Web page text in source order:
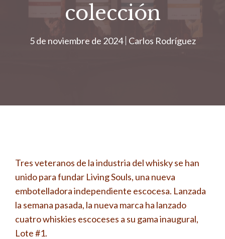
colección
5 de noviembre de 2024 Carlos Rodríguez
Tres veteranos de la industria del whisky se han
unido para fundar Living Souls, una nueva
embotelladora independiente escocesa. Lanzada
la semana pasada, la nueva marca ha lanzado
cuatro whiskies escoceses a su gama inaugural,
Lote #1.